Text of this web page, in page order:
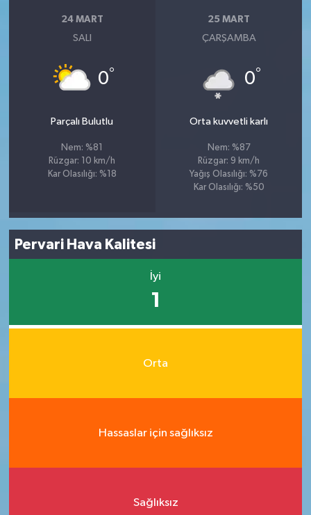
24 MART
SALI
0°
Parçalı Bulutlu
Nem: %81
Rüzgar: 10 km/h
Kar Olasılığı: %18
25 MART
ÇARŞAMBA
0°
Orta kuvvetli karlı
Nem: %87
Rüzgar: 9 km/h
Yağış Olasılığı: %76
Kar Olasılığı: %50
Pervari Hava Kalitesi
İyi
1
Orta
Hassaslar için sağlıksız
Sağlıksız